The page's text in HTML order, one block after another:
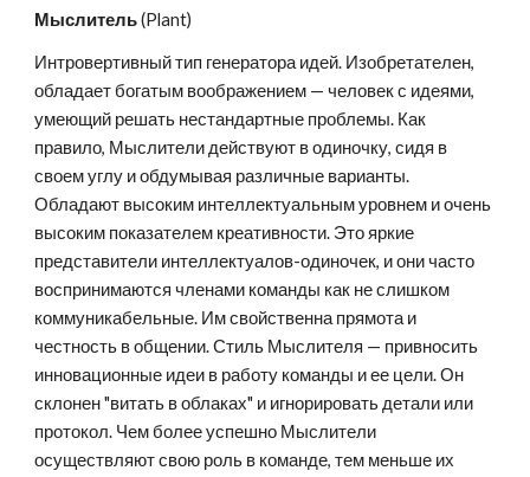
Мыслитель (Plant)
Интровертивный тип генератора идей. Изобретателен,
обладает богатым воображением — человек с идеями,
умеющий решать нестандартные проблемы. Как
правило, Мыслители действуют в одиночку, сидя в
своем углу и обдумывая различные варианты.
Обладают высоким интеллектуальным уровнем и очень
высоким показателем креативности. Это яркие
представители интеллектуалов-одиночек, и они часто
воспринимаются членами команды как не слишком
коммуникабельные. Им свойственна прямота и
честность в общении. Стиль Мыслителя — привносить
инновационные идеи в работу команды и ее цели. Он
склонен "витать в облаках" и игнорировать детали или
протокол. Чем более успешно Мыслители
осуществляют свою роль в команде, тем меньше их